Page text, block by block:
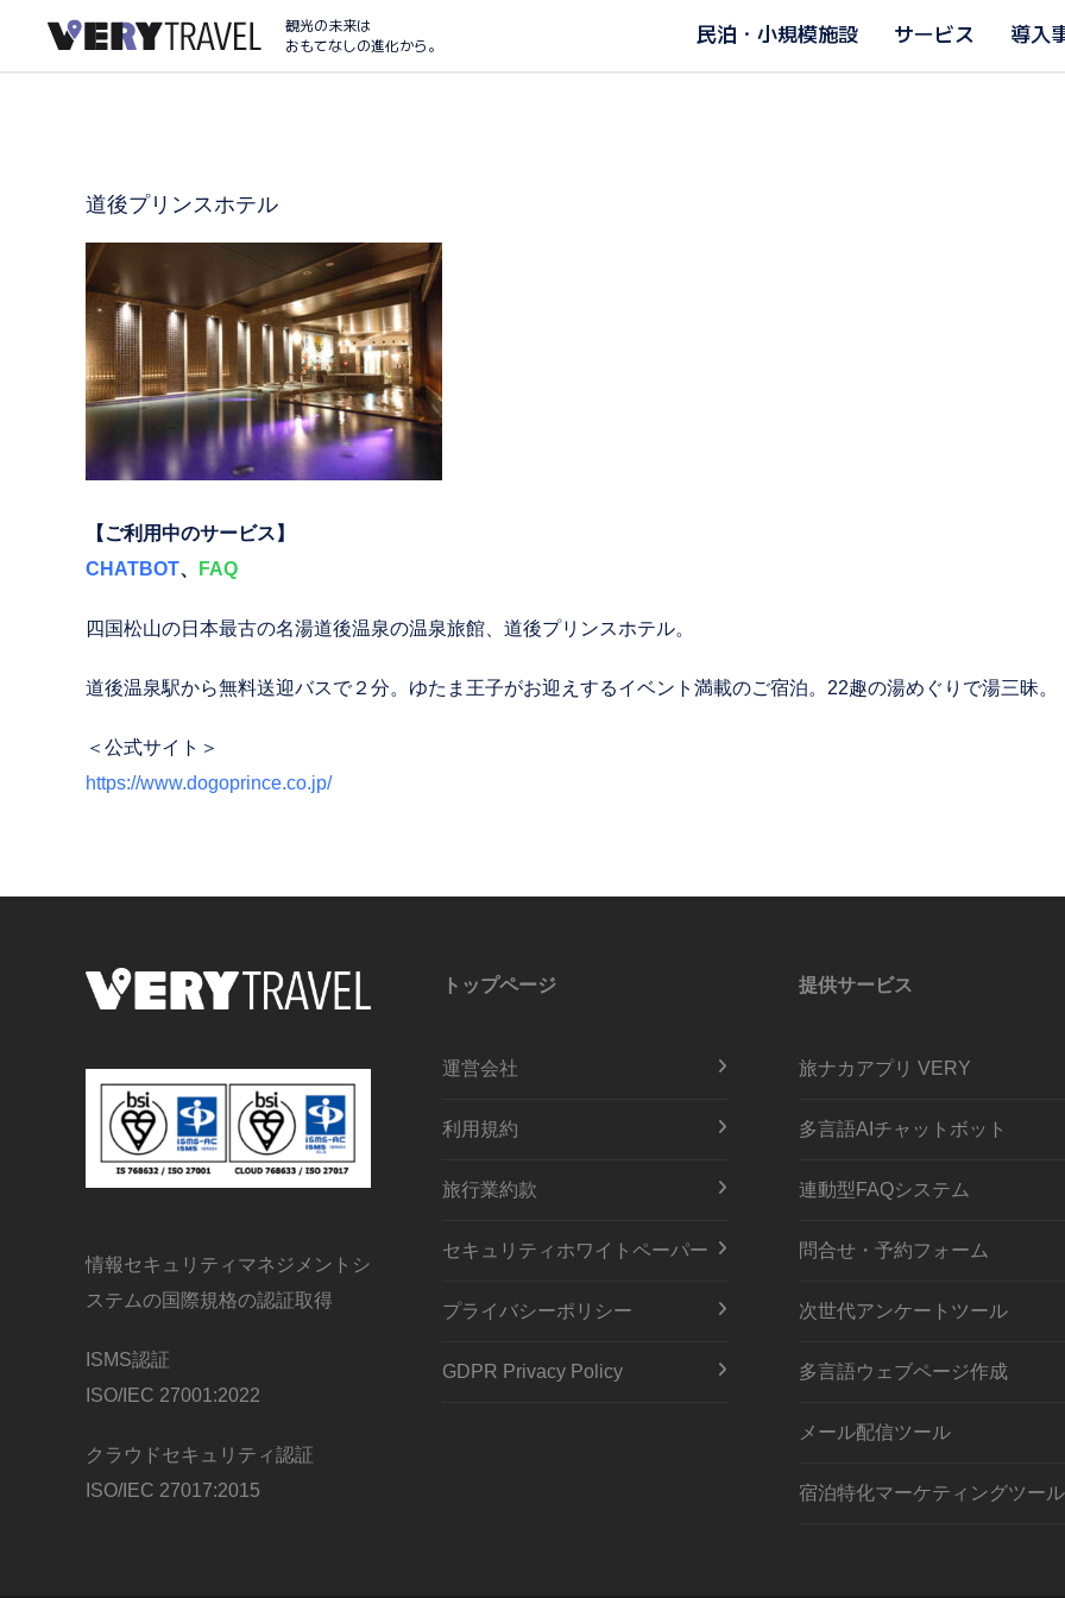
観光の未来は
おもてなしの進化から。
民泊・小規模施設 サービス 導入
道後プリンスホテル
【ご利用中のサービス】
CHATBOT、 FAQ
四国松山の日本最古の名湯道後温泉の温泉旅館、道後プリンスホテル。
道後温泉駅から無料送迎バスで２分。ゆたま王子がお迎えするイベント満載のご宿泊。22趣の湯めぐりで湯三昧。
＜公式サイト＞
https://www.dogoprince.co.jp/
情報セキュリティマネジメントシ
ステムの国際規格の認証取得
ISMS認証
ISO/IEC 27001:2022
クラウドセキュリティ認証
ISO/IEC 27017:2015
トップページ
運営会社
利用規約
旅行業約款
セキュリティホワイトペーパー
プライバシーポリシー
GDPR Privacy Policy
提供サービス
旅ナカアプリ VERY
多言語AIチャットボット
連動型FAQシステム
問合せ・予約フォーム
次世代アンケートツール
多言語ウェブページ作成
メール配信ツール
宿泊特化マーケティングツール